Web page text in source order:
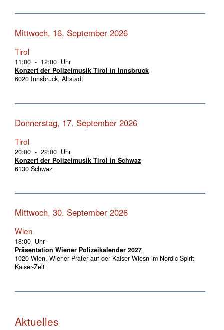
Mittwoch, 16. September 2026
Tirol
11:00 - 12:00 Uhr
Konzert der Polizeimusik Tirol in Innsbruck
6020 Innsbruck, Altstadt
Donnerstag, 17. September 2026
Tirol
20:00 - 22:00 Uhr
Konzert der Polizeimusik Tirol in Schwaz
6130 Schwaz
Mittwoch, 30. September 2026
Wien
18:00 Uhr
Präsentation Wiener Polizeikalender 2027
1020 Wien, Wiener Prater auf der Kaiser Wiesn im Nordic Spirit
Kaiser-Zelt
Aktuelles